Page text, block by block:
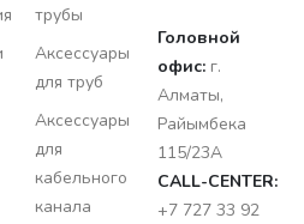
трубы
Аксессуары
для труб
Аксессуары
для
кабельного
канала
Головной
офис: г.
Алматы,
Райымбека
115/23A
CALL-CENTER:
+7 727 33 92